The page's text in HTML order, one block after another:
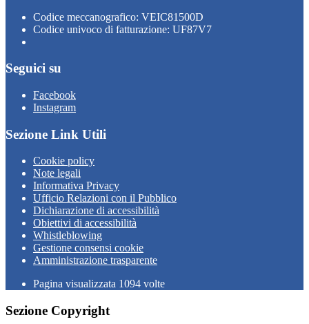
Codice meccanografico: VEIC81500D
Codice univoco di fatturazione: UF87V7
Seguici su
Facebook
Instagram
Sezione Link Utili
Cookie policy
Note legali
Informativa Privacy
Ufficio Relazioni con il Pubblico
Dichiarazione di accessibilità
Obiettivi di accessibilità
Whistleblowing
Gestione consensi cookie
Amministrazione trasparente
Pagina visualizzata 1094 volte
Sezione Copyright